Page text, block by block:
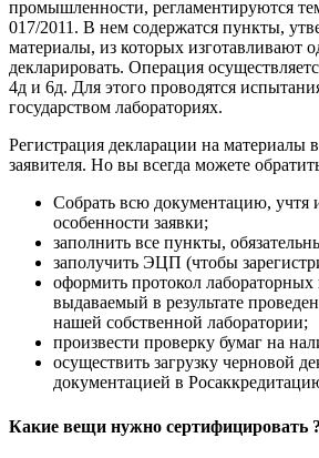
промышленности, регламентируются
017/2011. В нем содержатся пункты,
материалы, из которых изготавливают
декларировать. Операция
4д и 6д. Для этого проводятся
государством лабораториях.
Регистрация декларации на материалы
заявителя. Но вы всегда можете
Собрать всю документацию, учтя
особенности заявки;
заполнить все пункты,
заполучить ЭЦП (чтобы
оформить протокол
выдаваемый в результате
нашей собственной лаборатории;
произвести проверку бумаг на
осуществить загрузку черновой
документацией в
Какие вещи нужно сертифицировать ?